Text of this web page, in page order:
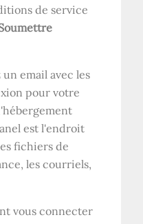
de service
email avec les
pour votre
est l'endroit
fichiers de
les courriels,
vous connecter